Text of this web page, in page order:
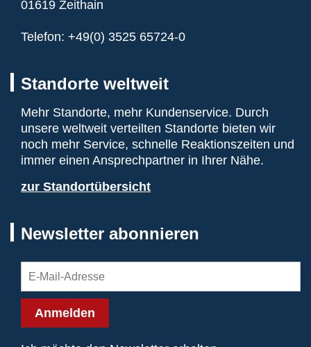
01619 Zeithain
Telefon: +49(0) 3525 65724-0
Standorte weltweit
Mehr Standorte, mehr Kundenservice. Durch
unsere weltweit verteilten Standorte bieten wir
noch mehr Service, schnelle Reaktionszeiten und
immer einen Ansprechpartner in Ihrer Nähe.
zur Standortübersicht
Newsletter abonnieren
Anmelden